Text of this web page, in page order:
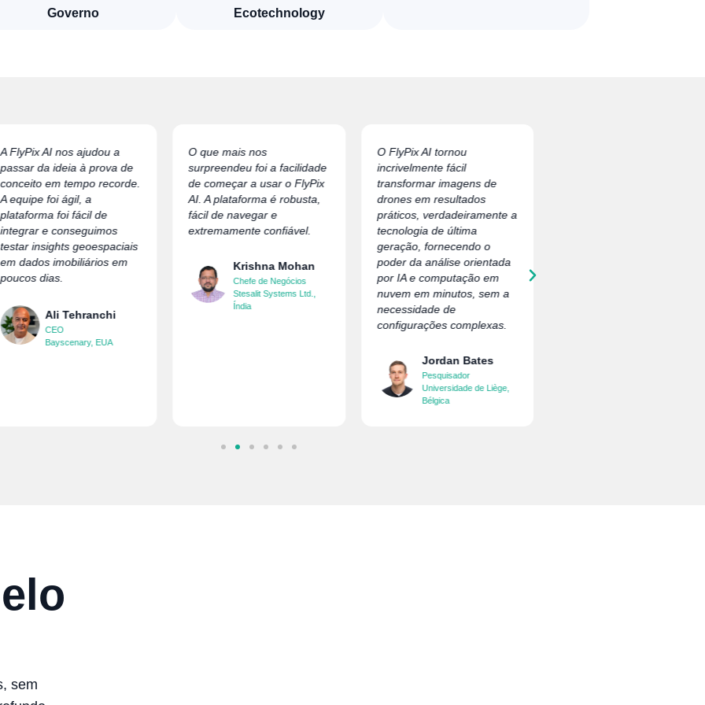
Governo Ecotechnology
A FlyPix AI nos ajudou a
passar da ideia à prova de
conceito em tempo recorde.
A equipe foi ágil, a
plataforma foi fácil de
integrar e conseguimos
testar insights geoespaciais
em dados imobiliários em
poucos dias.
Ali Tehranchi
CEO
Bayscenary, EUA
O que mais nos
surpreendeu foi a facilidade
de começar a usar o FlyPix
AI. A plataforma é robusta,
fácil de navegar e
extremamente confiável.
Krishna Mohan
Chefe de Negócios
Stesalit Systems Ltd.,
Índia
O FlyPix AI tornou
incrivelmente fácil
transformar imagens de
drones em resultados
práticos, verdadeiramente a
tecnologia de última
geração, fornecendo o
poder da análise orientada
por IA e computação em
nuvem em minutos, sem a
necessidade de
configurações complexas.
Jordan Bates
Pesquisador
Universidade de Liège,
Bélgica
sem